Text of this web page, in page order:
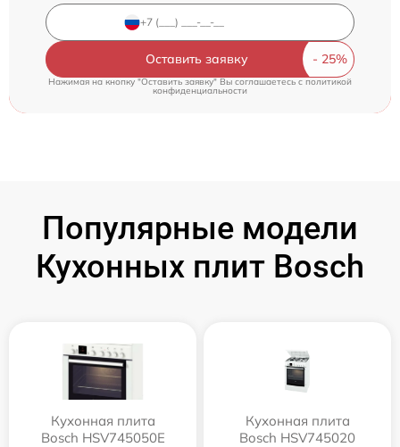
Оставить заявку
Нажимая на кнопку "Оставить заявку" Вы соглашаетесь cполитикой
конфиденциальности
Популярные модели
Кухонных плит Bosch
Кухонная плита
Bosch HSV745050E
Кухонная плита
Bosch HSV745020